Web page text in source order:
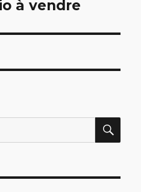
à vendre